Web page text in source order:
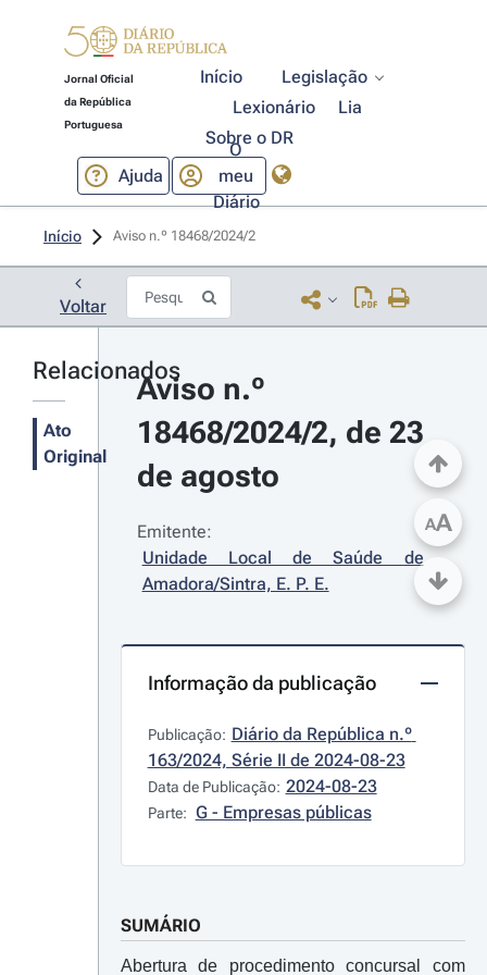
Jornal Oficial
da República
Portuguesa
Início
Legislação
Lexionário
Lia
Sobre o DR
Ajuda
O
meu
Diário
Início Aviso n.º 18468/2024/2
Voltar
Relacionados
Ato
Original
Aviso n.º
18468/2024/2, de 23
de agosto
Emitente:
Unidade Local de Saúde de
Amadora/Sintra, E. P. E.
Informação da publicação
Publicação: Diário da República n.º
163/2024, Série II de 2024-08-23
Data de Publicação: 2024-08-23
Parte: G - Empresas públicas
SUMÁRIO
Abertura de procedimento concursal com
AA